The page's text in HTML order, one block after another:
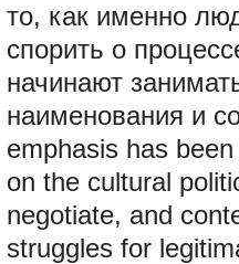
то, как именно
спорить о
начинают
наименования и
emphasis has
on the cultural
negotiate, and
struggles for